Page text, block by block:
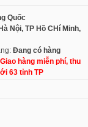
Quốc
Hà Nội, TP Hồ CHí Minh,
Đang có hàng
Giao hàng miễn phí, thu
63 tỉnh TP